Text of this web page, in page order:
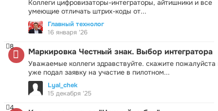
Коллеги цифровизаторы-интеграторы, айтишники и все
умеющие отличать штрих-коды от...
Главный технолог
16 января '26
Маркировка Честный знак. Выбор интегратора
Уважаемые коллеги здравствуйте. скажите пожалуйста
уже подал заявку на участие в пилотном...
8
Lyal_chek
15 декабря '25
4